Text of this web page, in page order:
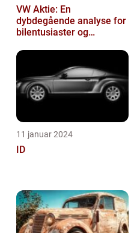
VW Aktie: En
dybdegående analyse for
bilentusiaster og
11 januar 2024
ID